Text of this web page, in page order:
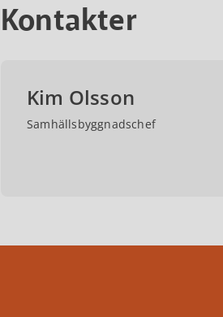
Kontakter
Kim Olsson
Samhällsbyggnadschef